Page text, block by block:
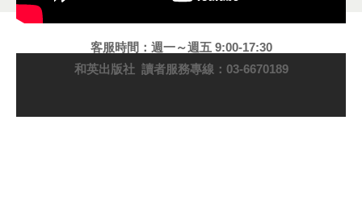
客服時間：週一～週五 9:00-17:30
和英出版社 讀者服務專線：03-6670189